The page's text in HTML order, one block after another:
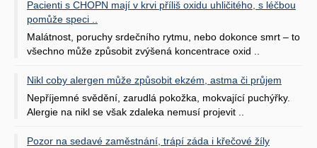
Pacienti s CHOPN mají v krvi příliš oxidu uhličitého, s léčbou
pomůže speci ..
Malátnost, poruchy srdečního rytmu, nebo dokonce smrt – to
všechno může způsobit zvýšená koncentrace oxid ..
Nikl coby alergen může způsobit ekzém, astma či průjem
Nepříjemné svědění, zarudlá pokožka, mokvající puchýřky.
Alergie na nikl se však zdaleka nemusí projevit ..
Pozor na sedavé zaměstnání, trápí záda i křečové žíly